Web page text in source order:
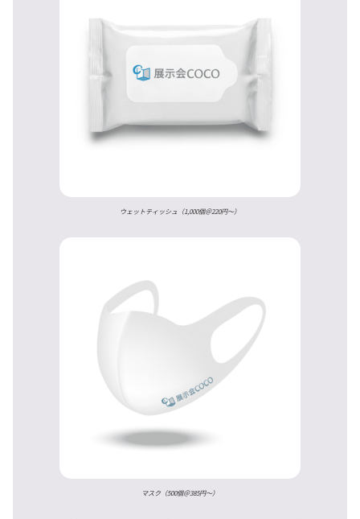
ウェットティッシュ（1,000個＠220円〜）
マスク（500個＠385円〜）